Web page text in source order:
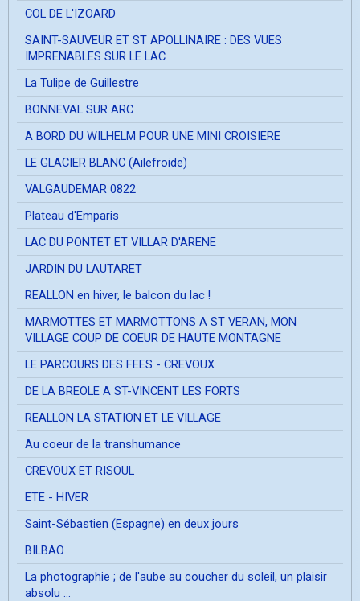
COL DE L'IZOARD
SAINT-SAUVEUR ET ST APOLLINAIRE : DES VUES
IMPRENABLES SUR LE LAC
La Tulipe de Guillestre
BONNEVAL SUR ARC
A BORD DU WILHELM POUR UNE MINI CROISIERE
LE GLACIER BLANC (Ailefroide)
VALGAUDEMAR 0822
Plateau d'Emparis
LAC DU PONTET ET VILLAR D'ARENE
JARDIN DU LAUTARET
REALLON en hiver, le balcon du lac !
MARMOTTES ET MARMOTTONS A ST VERAN, MON
VILLAGE COUP DE COEUR DE HAUTE MONTAGNE
LE PARCOURS DES FEES - CREVOUX
DE LA BREOLE A ST-VINCENT LES FORTS
REALLON LA STATION ET LE VILLAGE
Au coeur de la transhumance
CREVOUX ET RISOUL
ETE - HIVER
Saint-Sébastien (Espagne) en deux jours
BILBAO
La photographie ; de l'aube au coucher du soleil, un plaisir
absolu ...